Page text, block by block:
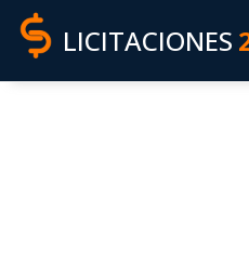
LICITACIONES